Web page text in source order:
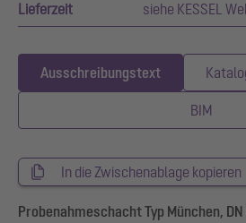
Lieferzeit siehe KESSEL
Ausschreibungstext
BIM
In die Zwischenablage kopieren
Probenahmeschacht Typ München,